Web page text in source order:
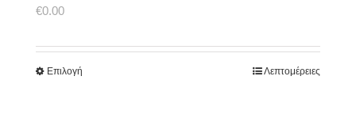
€0.00
Επιλογή Λεπτομέρειες